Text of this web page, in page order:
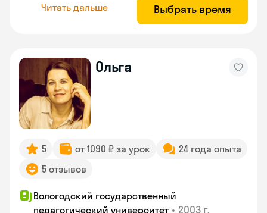
Читать дальше Выбрать время
Ольга
5 от 1090 ₽ за урок
24 года опыта
5 отзывов
Вологодский государственный
педагогический университет • 2003 г.